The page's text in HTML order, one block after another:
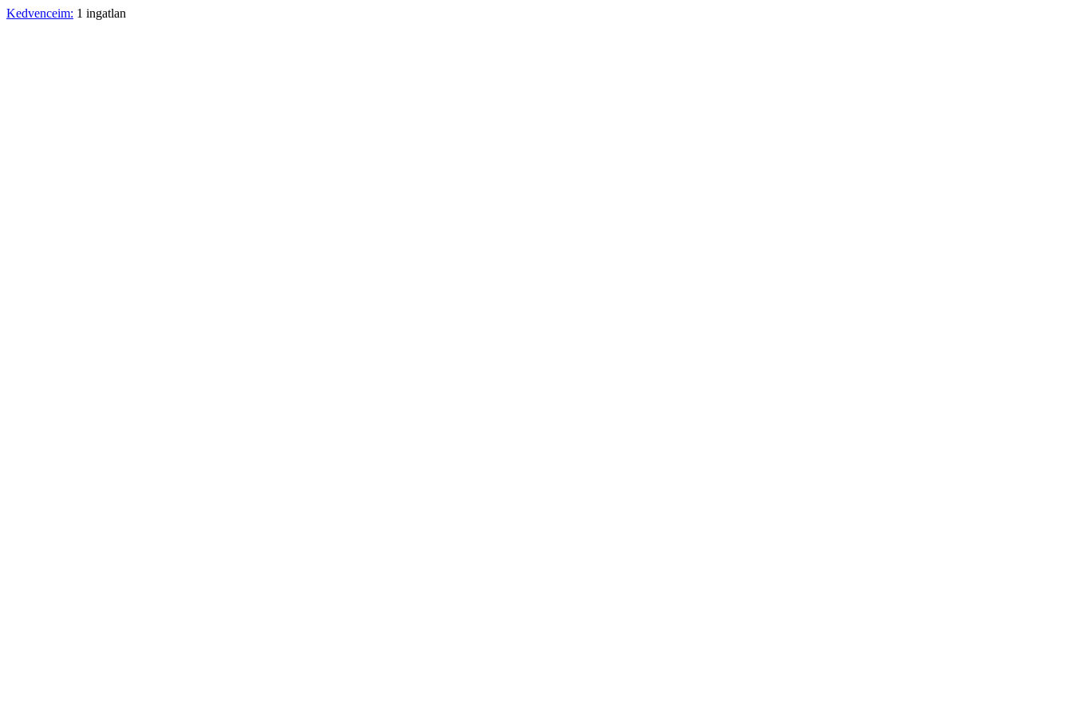
Kedvenceim: 1 ingatlan